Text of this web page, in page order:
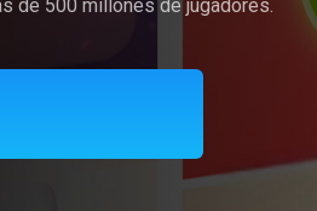
de 500 millones de jugadores.